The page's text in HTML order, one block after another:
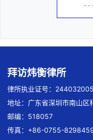
·
拜访炜衡律所
律所执业证号：
地址：广东省深圳市南山区
邮编：518057
传真：+86-0755-